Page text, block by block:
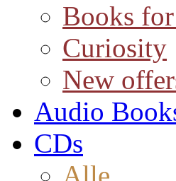
Books
Curiosity
New
Audio
CDs